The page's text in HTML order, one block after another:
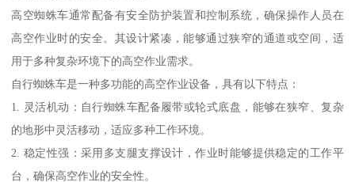
高空蜘蛛车通常配备有安全防护装置和控制系统，确保操作人员在
高空作业时的安全。其设计紧凑，能够通过狭窄的通道或空间，适
用于多种复杂环境下的高空作业需求。
自行蜘蛛车是一种多功能的高空作业设备，具有以下特点：
1. 灵活机动：自行蜘蛛车配备履带或轮式底盘，能够在狭窄、复杂
的地形中灵活移动，适应多种工作环境。
2. 稳定性强：采用多支腿支撑设计，作业时能够提供稳定的工作平
台，确保高空作业的安全性。